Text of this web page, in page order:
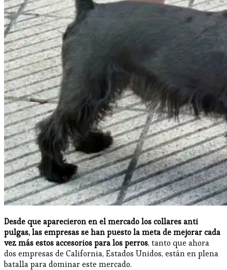
Desde que aparecieron en el mercado los collares anti
pulgas, las empresas se han puesto la meta de mejorar cada
vez más estos accesorios para los perros, tanto que ahora
dos empresas de California, Estados Unidos, están en plena
batalla para dominar este mercado.